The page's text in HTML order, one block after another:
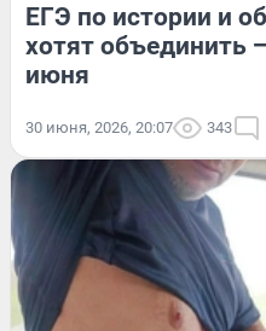
ЕГЭ по истории и
хотят объединить
июня
30 июня, 2026, 20:07 343